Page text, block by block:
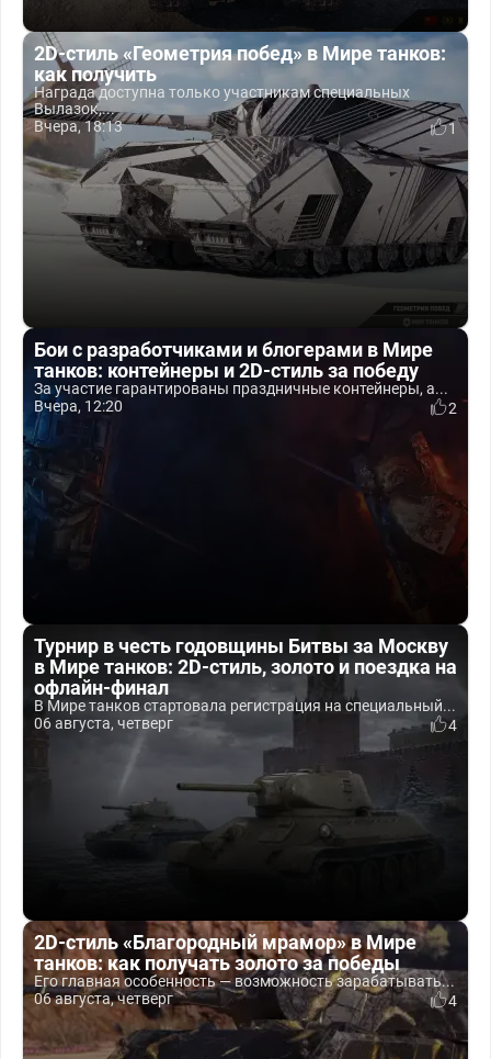
2D-стиль «Геометрия побед» в Мире танков:
как получить
Награда доступна только участникам специальных
Вылазок,...
Вчера, 18:13
1
Бои с разработчиками и блогерами в Мире
танков: контейнеры и 2D-стиль за победу
За участие гарантированы праздничные контейнеры, а...
Вчера, 12:20
2
Турнир в честь годовщины Битвы за Москву
в Мире танков: 2D-стиль, золото и поездка на
офлайн-финал
В Мире танков стартовала регистрация на специальный...
06 августа, четверг
4
2D-стиль «Благородный мрамор» в Мире
танков: как получать золото за победы
Его главная особенность — возможность зарабатывать...
06 августа, четверг
4